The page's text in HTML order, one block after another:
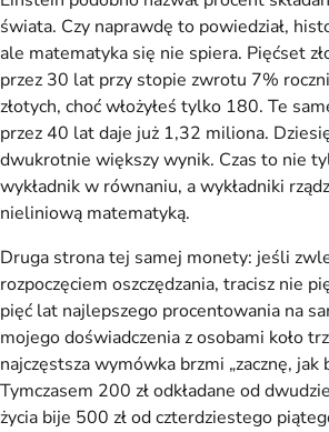
świata. Czy naprawdę to powiedział,
ale matematyka się nie spiera. Pięćset
przez 30 lat przy stopie zwrotu 7%
złotych, choć włożyłeś tylko 180. Te
przez 40 lat daje już 1,32 miliona.
dwukrotnie większy wynik. Czas to nie
wykładnik w równaniu, a wykładniki
nieliniową matematyką.
Druga strona tej samej monety: jeśli
rozpoczęciem oszczędzania, tracisz nie
pięć lat najlepszego procentowania na
mojego doświadczenia z osobami koło
najczęstsza wymówka brzmi „zacznę, jak
Tymczasem 200 zł odkładane od
życia bije 500 zł od czterdziestego